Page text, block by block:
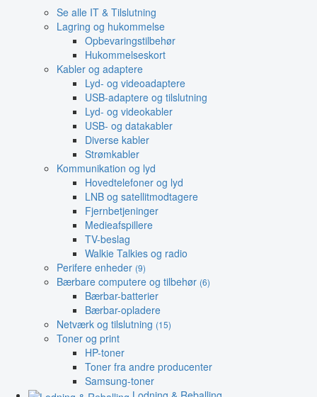
Se alle IT & Tilslutning
Lagring og hukommelse
Opbevaringstilbehør
Hukommelseskort
Kabler og adaptere
Lyd- og videoadaptere
USB-adaptere og tilslutning
Lyd- og videokabler
USB- og datakabler
Diverse kabler
Strømkabler
Kommunikation og lyd
Hovedtelefoner og lyd
LNB og satellitmodtagere
Fjernbetjeninger
Medieafspillere
TV-beslag
Walkie Talkies og radio
Perifere enheder (9)
Bærbare computere og tilbehør (6)
Bærbar-batterier
Bærbar-opladere
Netværk og tilslutning (15)
Toner og print
HP-toner
Toner fra andre producenter
Samsung-toner